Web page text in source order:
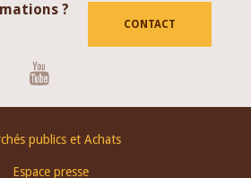
?
CONTACT
publics et Achats
Espace presse